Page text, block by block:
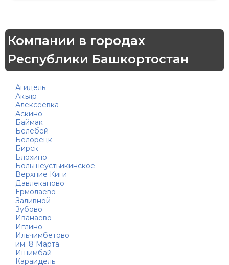
Компании в городах
Республики Башкортостан
Агидель
Акъяр
Алексеевка
Аскино
Баймак
Белебей
Белорецк
Бирск
Блохино
Большеустьикинское
Верхние Киги
Давлеканово
Ермолаево
Заливной
Зубово
Иванаево
Иглино
Ильчимбетово
им. 8 Марта
Ишимбай
Караидель